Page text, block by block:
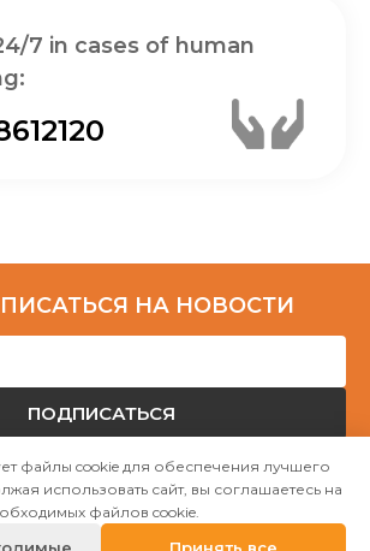
7 in cases of human
НА НОВОСТИ
ПОДПИСАТЬСЯ
© НГО „Убежище "Надёжный дом""
файлы cookie для обеспечения лучшего
использовать сайт, вы соглашаетесь на
файлов cookie.